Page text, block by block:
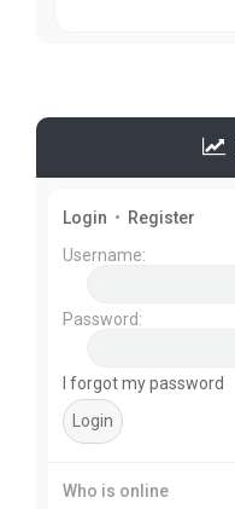
Login • Register
Username:
Password:
I forgot my password
Who is online